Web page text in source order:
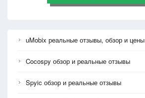
uMobix реальные отзывы, обзор и цены
Cocospy обзор и реальные отзывы
Spyic обзор и реальные отзывы